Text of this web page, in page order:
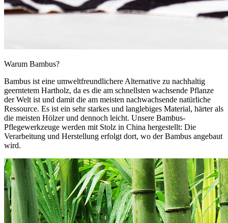
Warum Bambus?
Bambus ist eine umweltfreundlichere Alternative zu nachhaltig
geerntetem Hartholz, da es die am schnellsten wachsende Pflanze
der Welt ist und damit die am meisten nachwachsende natürliche
Ressource. Es ist ein sehr starkes und langlebiges Material, härter als
die meisten Hölzer und dennoch leicht. Unsere Bambus-
Pflegewerkzeuge werden mit Stolz in China hergestellt: Die
Verarbeitung und Herstellung erfolgt dort, wo der Bambus angebaut
wird.